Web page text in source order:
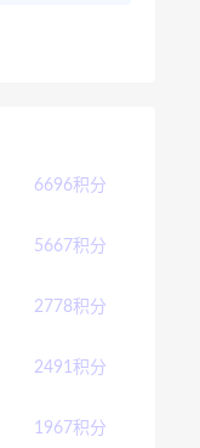
6696积分
5667积分
2778积分
2491 积分
1967积分